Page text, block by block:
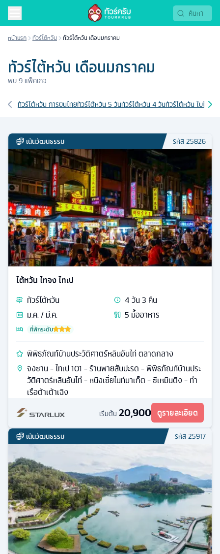
หน้าแรก ทัวร์ไต้หวัน ทัวร์ไต้หวัน เดือนมกราคม
ทัวร์ไต้หวัน เดือนมกราคม
พบ9 แพ็คเกจ
เส้นทางที่เกี่ยวข้อง
ทัวร์ไต้หวัน การบินไทยทัวร์ไต้หวัน 5 วันทัวร์ไต้หวัน 4 วันทัวร์ไต้หวัน ใบไม้เป
เน้นวัฒนธรรม รหัส25826
ไต้หวัน ไทจง ไทเป
ทัวร์ไต้หวัน 4วัน3 คืน
ม.ค. / มี.ค.
5 มื้ออาหาร
ที่พักระดับ
พิพิธภัณท์บ้านประวัติศาตร์หลินอันไท่ ตลาดกลาง
จงซาน - ไทเป 101 - ร้านพายสับปะรด - พิพิธภัณท์บ้านประ
วัติศาตร์หลินอันไท่ - หนิงเซี่ยไนท์มาเก็ต - ซีเหมินติง - ท่า
เรือต้าเต้าเฉิง
เริ่มต้น 20,900 ดูรายละเอียด
เน้นวัฒนธรรม รหัส25917